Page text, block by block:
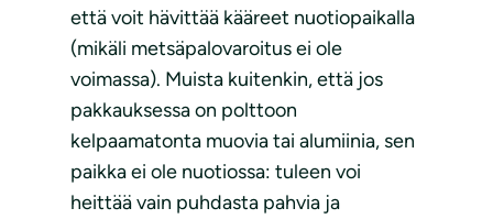
että voit hävittää kääreet nuotiopaikalla
(mikäli metsäpalovaroitus ei ole
voimassa). Muista kuitenkin, että jos
pakkauksessa on polttoon
kelpaamatonta muovia tai alumiinia, sen
paikka ei ole nuotiossa: tuleen voi
heittää vain puhdasta pahvia ja